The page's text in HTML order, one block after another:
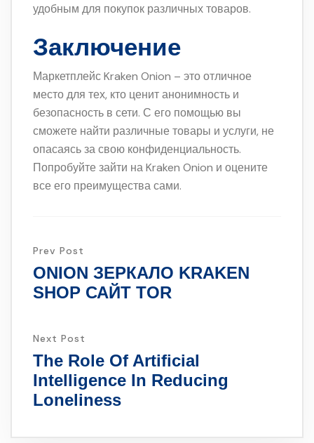
удобным для покупок различных товаров.
Заключение
Маркетплейс Kraken Onion – это отличное
место для тех, кто ценит анонимность и
безопасность в сети. С его помощью вы
сможете найти различные товары и услуги, не
опасаясь за свою конфиденциальность.
Попробуйте зайти на Kraken Onion и оцените
все его преимущества сами.
Prev Post
ONION ЗЕРКАЛО KRAKEN
SHOP САЙТ TOR
Next Post
The Role Of Artificial
Intelligence In Reducing
Loneliness